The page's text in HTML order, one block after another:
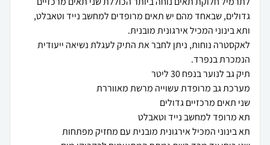
גדולים, שבאחד מהם יש תאים מרופדים למחשב נייד וטאבלט,
לאקסטרה נוחות, ניתן לחבר את התיק לעגלת נשיאה ייעודית